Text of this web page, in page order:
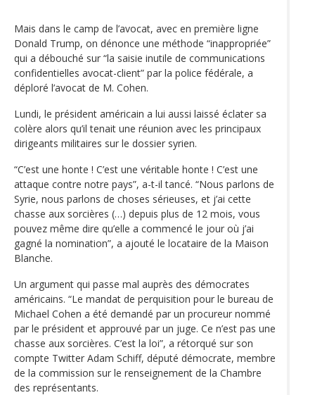
Mais dans le camp de l’avocat, avec en première ligne
Donald Trump, on dénonce une méthode “inappropriée”
qui a débouché sur “la saisie inutile de communications
confidentielles avocat-client” par la police fédérale, a
déploré l’avocat de M. Cohen.
Lundi, le président américain a lui aussi laissé éclater sa
colère alors qu’il tenait une réunion avec les principaux
dirigeants militaires sur le dossier syrien.
“C’est une honte ! C’est une véritable honte ! C’est une
attaque contre notre pays”, a-t-il tancé. “Nous parlons de
Syrie, nous parlons de choses sérieuses, et j’ai cette
chasse aux sorcières (…) depuis plus de 12 mois, vous
pouvez même dire qu’elle a commencé le jour où j’ai
gagné la nomination”, a ajouté le locataire de la Maison
Blanche.
Un argument qui passe mal auprès des démocrates
américains. “Le mandat de perquisition pour le bureau de
Michael Cohen a été demandé par un procureur nommé
par le président et approuvé par un juge. Ce n’est pas une
chasse aux sorcières. C’est la loi”, a rétorqué sur son
compte Twitter Adam Schiff, député démocrate, membre
de la commission sur le renseignement de la Chambre
des représentants.